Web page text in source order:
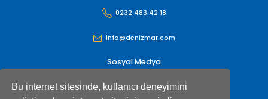
Bu internet sitesinde, kullanıcı deneyimini
0232 483 42 18
info@denizmar.com
Sosyal Medya